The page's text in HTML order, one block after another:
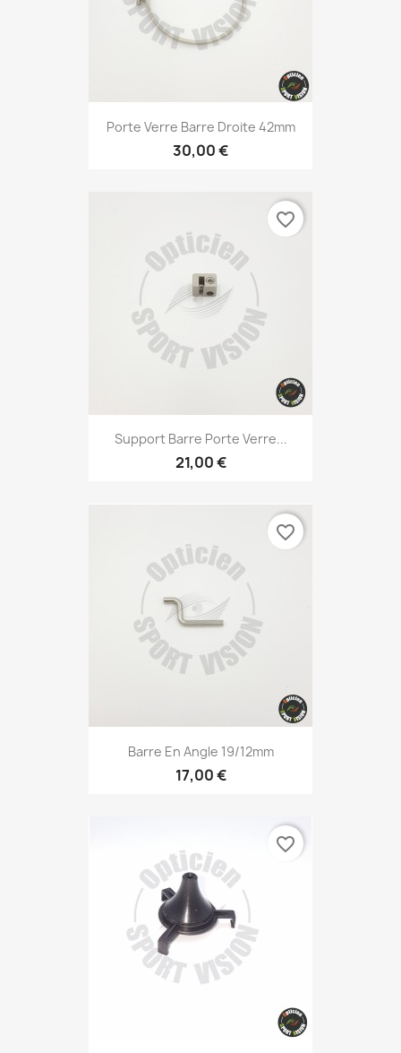
Porte Verre Barre Droite 42mm
30,00 €
Support Barre Porte Verre...
21,00 €
favorite_border
Barre En Angle 19/12mm
17,00 €
favorite_border
favorite_border